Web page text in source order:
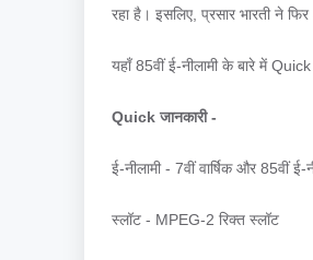
रहा है। इसलिए, प्रसार भारती ने
यहाँ 85वीं ई-नीलामी के बारे में
Quick जानकारी -
ई-नीलामी - 7वीं वार्षिक और 85वीं ई-
स्लॉट - MPEG-2 रिक्त स्लॉट